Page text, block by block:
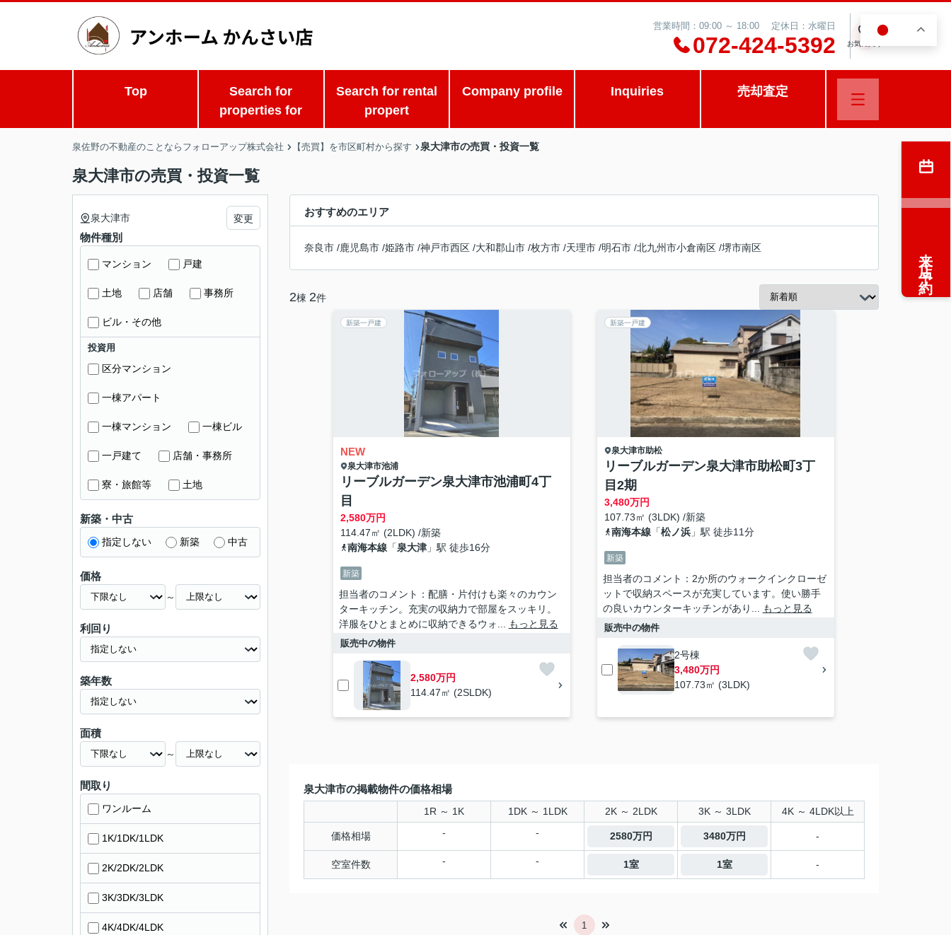
営業時間：09:00 ～ 18:00 定休日：水曜日
072-424-5392 お気に入り
Top
Search for
properties for
Search for rental
propert
Company profile Inquiries 売却査定
泉佐野の不動産のことならフォローアップ株式会社 【売買】を市区町村から探す 泉大津市の売買・投資一覧
泉大津市の売買・投資一覧
おすすめのエリア
奈良市 /鹿児島市 /姫路市 /神戸市西区 /大和郡山市 /枚方市 /天理市 /明石市 /北九州市小倉南区 /堺市南区
2棟 2件
新築一戸建
NEW
泉大津市池浦
リーブルガーデン泉大津市池浦町4丁
目
2,580万円
114.47㎡ (2LDK) /新築
南海本線「泉大津」駅 徒歩16分
新築
担当者のコメント：配膳・片付けも楽々のカウン
ターキッチン。充実の収納力で部屋をスッキリ。
洋服をひとまとめに収納できるウォ...
もっと見る
販売中の物件
2,580万円
114.47㎡ (2SLDK)
新築一戸建
泉大津市助松
リーブルガーデン泉大津市助松町3丁
目2期
3,480万円
107.73㎡ (3LDK) /新築
南海本線「松ノ浜」駅 徒歩11分
新築
担当者のコメント：2か所のウォークインクローゼ
ットで収納スペースが充実しています。使い勝手
の良いカウンターキッチンがあり...
もっと見る
販売中の物件
2号棟
3,480万円
107.73㎡ (3LDK)
泉大津市の掲載物件の価格相場
1R ～ 1K 1DK ～ 1LDK 2K ～ 2LDK 3K ～ 3LDK 4K ～ 4LDK以上
価格相場 - - 2580万円 3480万円 -
空室件数 - - 1室 1室 -
1
泉大津市 変更
物件種別
マンション 戸建
土地 店舗 事務所
ビル・その他
投資用
区分マンション
一棟アパート
一棟マンション 一棟ビル
一戸建て 店舗・事務所
寮・旅館等 土地
新築・中古
指定しない 新築 中古
価格
～
利回り
築年数
面積
～
間取り
ワンルーム
1K/1DK/1LDK
2K/2DK/2LDK
3K/3DK/3LDK
4K/4DK/4LDK
来店予約